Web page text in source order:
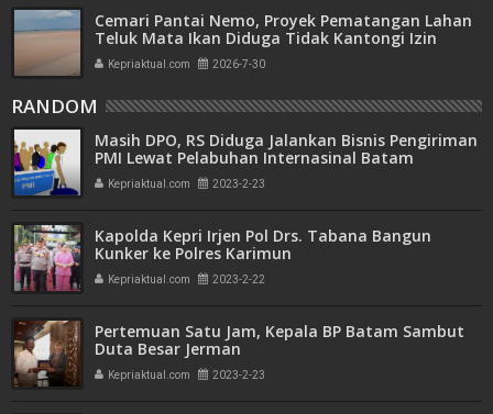
Cemari Pantai Nemo, Proyek Pematangan Lahan
Teluk Mata Ikan Diduga Tidak Kantongi Izin
Amdal
Kepriaktual.com 2026-7-30
RANDOM
Masih DPO, RS Diduga Jalankan Bisnis Pengiriman
PMI Lewat Pelabuhan Internasinal Batam
Kepriaktual.com 2023-2-23
Kapolda Kepri Irjen Pol Drs. Tabana Bangun
Kunker ke Polres Karimun
Kepriaktual.com 2023-2-22
Pertemuan Satu Jam, Kepala BP Batam Sambut
Duta Besar Jerman
Kepriaktual.com 2023-2-23